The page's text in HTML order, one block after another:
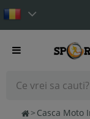
Toggle
> Casca Moto